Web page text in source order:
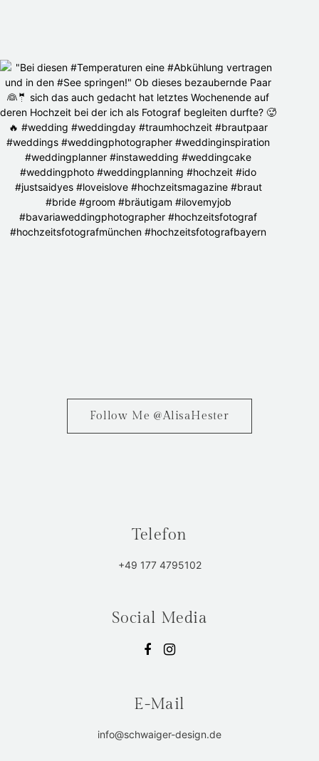
Follow Me @AlisaHester
Telefon
+49 177 4795102
Social Media
E-Mail
info@schwaiger-design.de